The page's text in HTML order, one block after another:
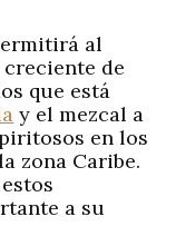
al
de
que está
y el mezcal a
en los
zona Caribe.
a su